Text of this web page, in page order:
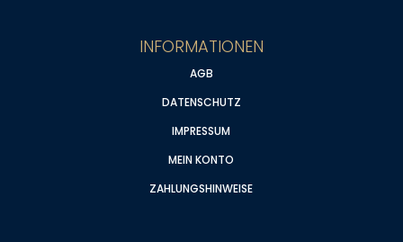
INFORMATIONEN
AGB
DATENSCHUTZ
IMPRESSUM
MEIN KONTO
ZAHLUNGSHINWEISE